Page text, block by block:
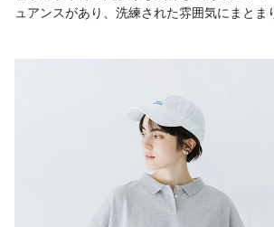
ュアンスがあり、洗練された雰囲気にまとま